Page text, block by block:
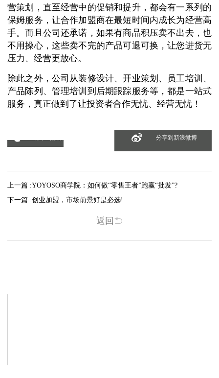
营策划，直至经营中的促销和提升，都会有一系列的
保姆服务，让合作加盟商在最短时间内成长为经营高
手。而且公司还承诺，如果有商品积压卖不出去，也
不用操心，这些卖不完的产品可退可换，让您进货无
压力、经营更放心。
除此之外，公司从装修设计、开业策划、员工培训、
产品陈列、管理培训到后期跟踪服务等，都是一站式
服务，真正做到了让投资者合作无忧、经营无忧！
分享到新浪微博
上一篇 :YOYOSO商学院：如何做“零售王者”跑赢“批发”?
下一篇 :创业加盟，市场前景好是必选!
返回